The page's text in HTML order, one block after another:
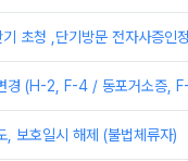
초청 ,단기방문 전자사증인
경 (H-2, F-4 / 동포거소증,
, 보호일시 해제 (불법체류자)